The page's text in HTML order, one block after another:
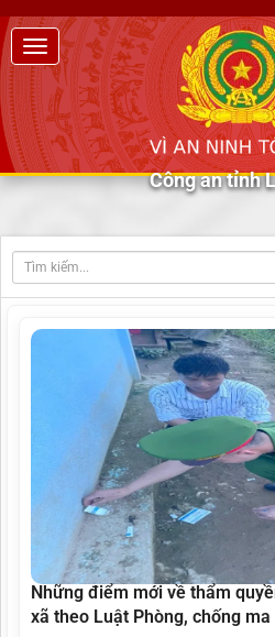
Công an tỉnh
Những điểm mới về thẩm
xã theo Luật Phòng, chống